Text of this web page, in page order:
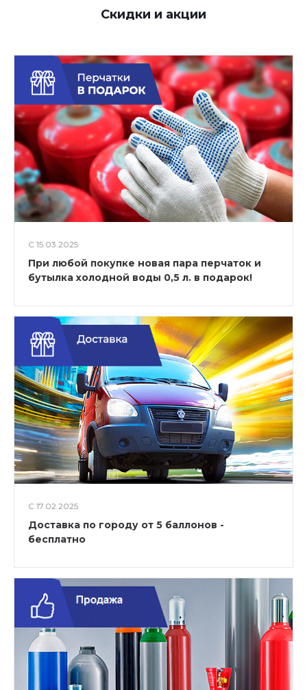
Скидки и акции
С 15.03.2025
При любой покупке новая пара перчаток и
бутылка холодной воды 0,5 л. в подарок!
С 17.02.2025
Доставка по городу от 5 баллонов -
бесплатно